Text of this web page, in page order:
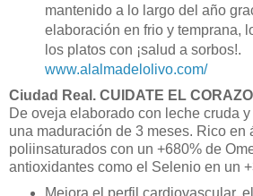
mantenido a lo largo del año
elaboración en frio y temprana,
los platos con ¡salud a sorbos!.
www.alalmadelolivo.com/
Ciudad Real. CUIDATE EL
De oveja elaborado con leche cruda
una maduración de 3 meses. Rico en
poliinsaturados con un +680% de
antioxidantes como el Selenio en un